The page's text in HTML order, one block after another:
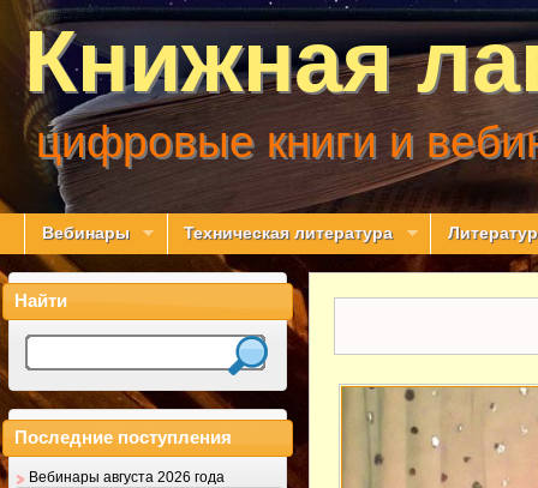
Книжная
цифровые книги и
Вебинары Техническая литература
Найти
Последние поступления
Вебинары августа 2026 года